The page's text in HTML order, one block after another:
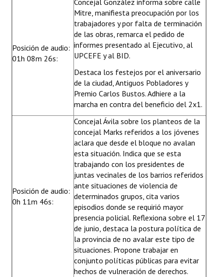
Posición de audio:
01h 08m 26s:
Concejal González informa sobre calle
Mitre, manifiesta preocupación por los
trabajadores y por falta de terminación
de las obras, remarca el pedido de
informes presentado al Ejecutivo, al
UPCEFE y al BID.
Destaca los festejos por el aniversario
de la ciudad, Antiguos Pobladores y
Premio Carlos Bustos. Adhiere a la
marcha en contra del beneficio del 2x1.
Posición de audio:
0h 11m 46s:
Concejal Ávila sobre los planteos de la
concejal Marks referidos a los jóvenes
aclara que desde el bloque no avalan
esta situación. Indica que se esta
trabajando con los presidentes de
juntas vecinales de los barrios referidos
ante situaciones de violencia de
determinados grupos, cita varios
episodios donde se requirió mayor
presencia policial. Reflexiona sobre el 17
de junio, destaca la postura política de
la provincia de no avalar este tipo de
situaciones. Propone trabajar en
conjunto políticas públicas para evitar
hechos de vulneración de derechos.